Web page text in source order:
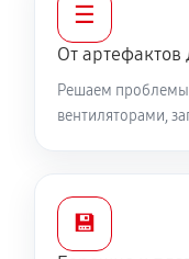
☰
От артефактов
Решаем проблемы
вентиляторами,
💾